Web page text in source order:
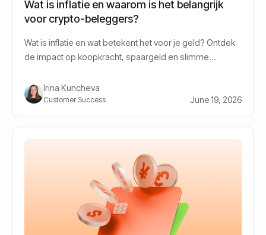
Wat is inflatie en waarom is het belangrijk
voor crypto-beleggers?
Wat is inflatie en wat betekent het voor je geld? Ontdek
de impact op koopkracht, spaargeld en slimme
Irina Kuncheva
Customer Success June 19, 2026